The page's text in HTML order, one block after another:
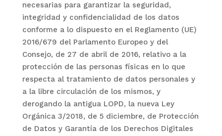
necesarias para garantizar la seguridad,
integridad y confidencialidad de los datos
conforme a lo dispuesto en el Reglamento (UE)
2016/679 del Parlamento Europeo y del
Consejo, de 27 de abril de 2016, relativo a la
protección de las personas físicas en lo que
respecta al tratamiento de datos personales y
a la libre circulación de los mismos, y
derogando la antigua LOPD, la nueva Ley
Orgánica 3/2018, de 5 diciembre, de Protección
de Datos y Garantía de los Derechos Digitales